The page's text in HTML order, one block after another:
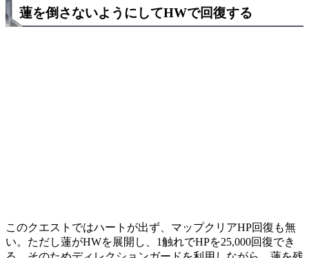
蓮を倒さないようにしてHWで回復する
このクエストではハートが出ず、マップクリアHP回復も無
い。ただし蓮がHWを展開し、1触れでHPを25,000回復でき